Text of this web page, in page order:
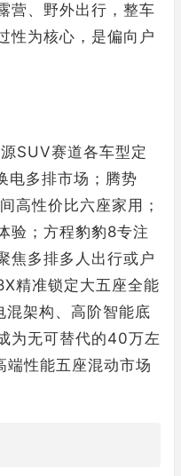
营、野外出行，整车
性为核心，是偏向户
SUV赛道各车型定
电多排市场；腾势
高性价比六座家用；
验；方程豹豹8专注
焦多排多人出行或户
精准锁定大五座全能
架构、高阶智能底
为无可替代的40万左
性能五座混动市场